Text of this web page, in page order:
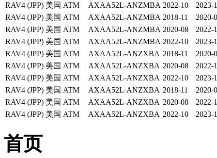
RAV4 (JPP) 美国 ATM AXAA52L-ANZMBA 2022-10
2023-
RAV4 (JPP) 美国 ATM AXAA52L-ANZMBA 2018-11
2020-
RAV4 (JPP) 美国 ATM AXAA52L-ANZMBA 2020-08
2022-
RAV4 (JPP) 美国 ATM AXAA52L-ANZMBA 2022-10
2023-
RAV4 (JPP) 美国 ATM AXAA52L-ANZXBA 2018-11
2020-
RAV4 (JPP) 美国 ATM AXAA52L-ANZXBA 2020-08
2022-
RAV4 (JPP) 美国 ATM AXAA52L-ANZXBA 2022-10
2023-
RAV4 (JPP) 美国 ATM AXAA52L-ANZXBA 2018-11
2020-
RAV4 (JPP) 美国 ATM AXAA52L-ANZXBA 2020-08
2022-
RAV4 (JPP) 美国 ATM AXAA52L-ANZXBA 2022-10 2023-
首页